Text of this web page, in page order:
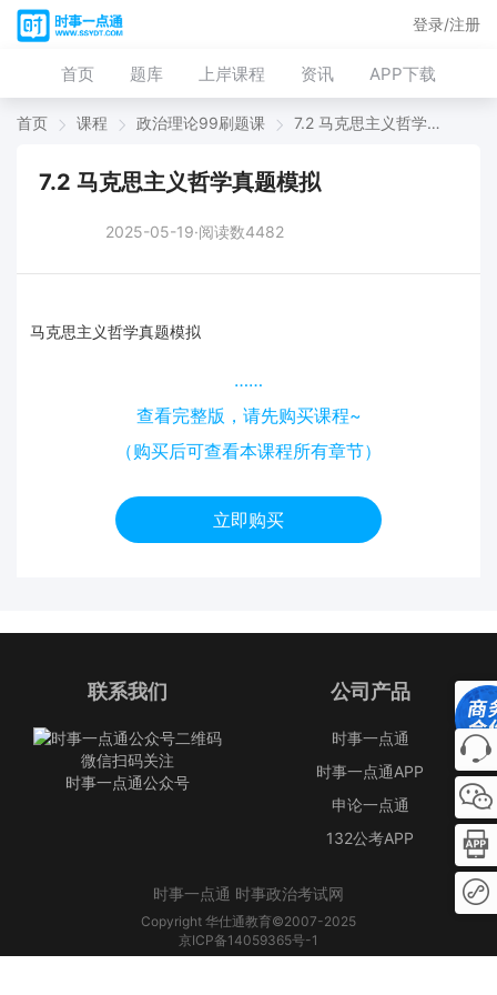
首页 题库 上岸课程 资讯 APP下载
登录/注册
首页 课程 政治理论99刷题课 7.2 马克思主义哲学真题模拟
7.2 马克思主义哲学真题模拟
2025-05-19·阅读数4482
马克思主义哲学真题模拟
……
查看完整版，请先购买课程~
（购买后可查看本课程所有章节）
立即购买
联系我们
微信扫码关注
时事一点通公众号
公司产品
时事一点通
时事一点通APP
申论一点通
132公考APP
时事一点通 时事政治考试网
Copyright 华仕通教育©2007-2025
京ICP备14059365号-1